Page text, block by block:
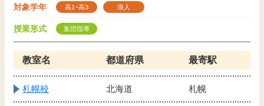
対象学年 高1~高3 浪人
授業形式 集団指導
教室名 都道府県 最寄駅
札幌校 北海道 札幌